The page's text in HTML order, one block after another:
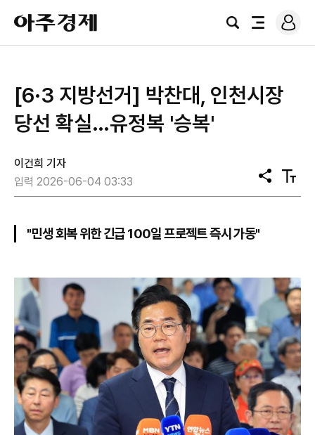
아
주
경
검
전
로
그
[6·3 지방선거] 박찬대, 인천시장
당선 확실…유정복 '승복'
이건희 기자
입력 2026-06-04 03:33
공
유
텍
스
"민생 회복 위한 긴급 100일 프로젝트 즉시 가동"